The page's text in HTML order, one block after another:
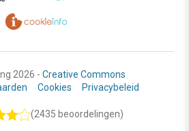
2026 - Creative Commons
Cookies Privacybeleid
(2435 beoordelingen)